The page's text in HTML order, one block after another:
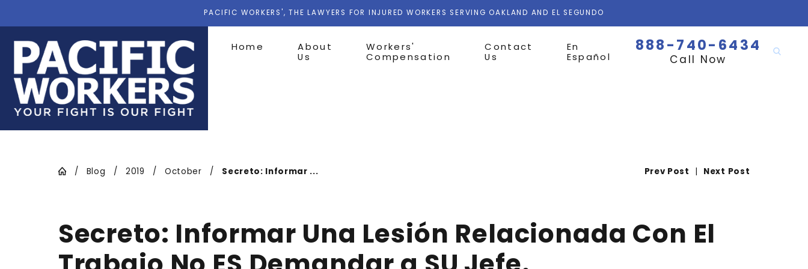
PACIFIC WORKERS', THE LAWYERS FOR INJURED WORKERS SERVING OAKLAND AND EL SEGUNDO
Home
About
Us
Workers'
Compensation
Contact
Us
En
Español
888-740-6434
Call Now
Blog 2019 October Secreto: Informar ... Prev Post | Next Post
Secreto: Informar Una Lesión Relacionada Con El